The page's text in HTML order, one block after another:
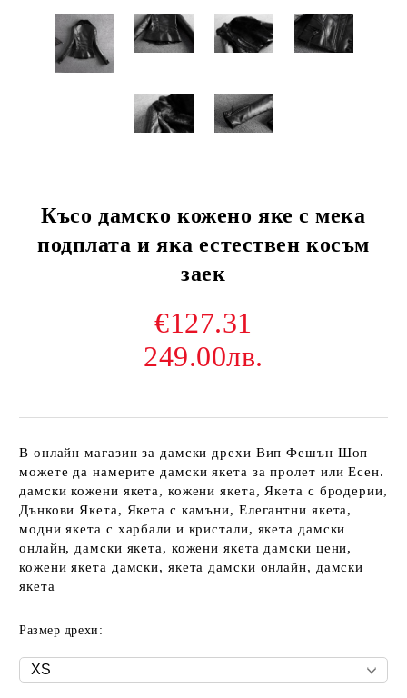
Късо дамско кожено яке с мека
подплата и яка естествен косъм
заек
€127.31
249.00лв.
В онлайн магазин за дамски дрехи Вип Фешън Шоп
можете да намерите дамски якета за пролет или Есен.
дамски кожени якета, кожени якета, Якета с бродерии,
Дънкови Якета, Якета с камъни, Елегантни якета,
модни якета с харбали и кристали, якета дамски
онлайн, дамски якета, кожени якета дамски цени,
кожени якета дамски, якета дамски онлайн, дамски
якета
Размер дрехи: